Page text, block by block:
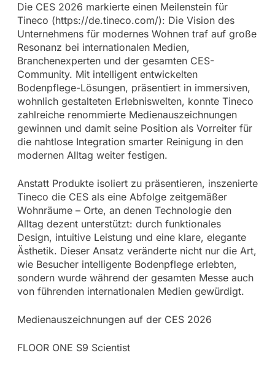
Die CES 2026 markierte einen Meilenstein für
Tineco (https://de.tineco.com/): Die Vision des
Unternehmens für modernes Wohnen traf auf große
Resonanz bei internationalen Medien,
Branchenexperten und der gesamten CES-
Community. Mit intelligent entwickelten
Bodenpflege-Lösungen, präsentiert in immersiven,
wohnlich gestalteten Erlebniswelten, konnte Tineco
zahlreiche renommierte Medienauszeichnungen
gewinnen und damit seine Position als Vorreiter für
die nahtlose Integration smarter Reinigung in den
modernen Alltag weiter festigen.
Anstatt Produkte isoliert zu präsentieren, inszenierte
Tineco die CES als eine Abfolge zeitgemäßer
Wohnräume – Orte, an denen Technologie den
Alltag dezent unterstützt: durch funktionales
Design, intuitive Leistung und eine klare, elegante
Ästhetik. Dieser Ansatz veränderte nicht nur die Art,
wie Besucher intelligente Bodenpflege erlebten,
sondern wurde während der gesamten Messe auch
von führenden internationalen Medien gewürdigt.
Medienauszeichnungen auf der CES 2026
FLOOR ONE S9 Scientist